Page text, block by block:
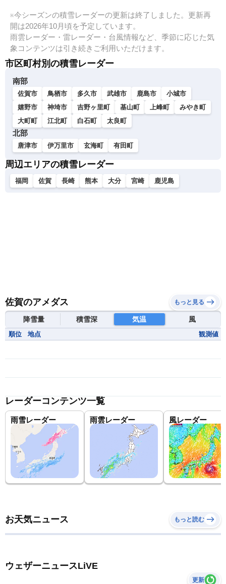
※今シーズンの積雪レーダーの更新は終了しました。更新再
開は2026年10月頃を予定しています。
雨雲レーダー・雷レーダー・台風情報など、季節に応じた気
象コンテンツは引き続きご利用いただけます。
市区町村別の積雪レーダー
南部
佐賀市 鳥栖市 多久市 武雄市 鹿島市
小城市
嬉野市
神埼市 吉野ヶ里町 基山町 上峰町
みやき町
大町町
江北町 白石町 太良町
北部
唐津市 伊万里市 玄海町 有田町
周辺エリアの積雪レーダー
福岡 佐賀 長崎 熊本 大分 宮崎 鹿児島
佐賀のアメダス もっと見る
降雪量 積雪深 気温 風
順位 地点 観測値
レーダーコンテンツ一覧
雨雪レーダー 雨雲レーダー 風レーダー
お天気ニュース もっと読む
ウェザーニュースLiVE
更新